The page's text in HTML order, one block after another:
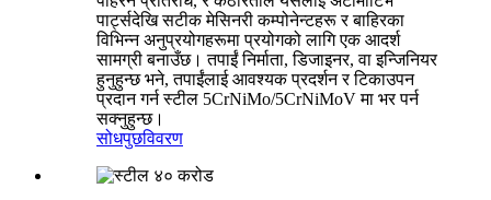
पार्ट्सदेखि सटीक मेसिनरी कम्पोनेन्टहरू र बाहिरका
विभिन्न अनुप्रयोगहरूमा प्रयोगको लागि एक आदर्श
सामग्री बनाउँछ। तपाईं निर्माता, डिजाइनर, वा इन्जिनियर
हुनुहुन्छ भने, तपाईंलाई आवश्यक प्रदर्शन र टिकाउपन
प्रदान गर्न स्टील 5CrNiMo/5CrNiMoV मा भर पर्न
सक्नुहुन्छ।
सोधपुछविवरण